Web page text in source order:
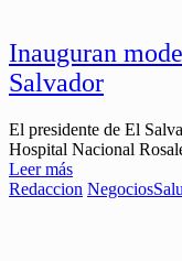
Inauguran
Salvador
El presidente de El
Hospital Nacional
Leer más
Redaccion Negocios